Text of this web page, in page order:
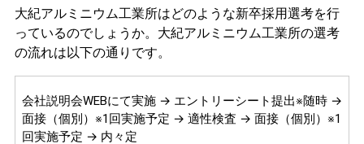
大紀アルミニウム工業所はどのような新卒採用選考を行
っているのでしょうか。大紀アルミニウム工業所の選考
の流れは以下の通りです。
会社説明会WEBにて実施 → エントリーシート提出※随時 →
面接（個別）※1回実施予定 → 適性検査 → 面接（個別）※1
回実施予定 → 内々定